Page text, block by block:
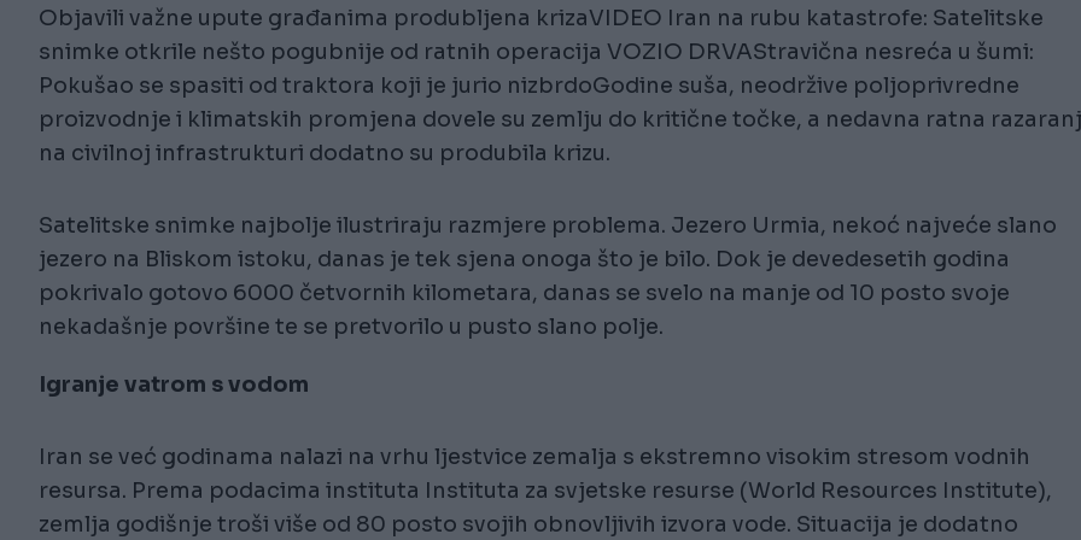
Objavili važne upute građanima produbljena krizaVIDEO Iran na rubu katastrofe: Satelitske
snimke otkrile nešto pogubnije od ratnih operacija VOZIO DRVAStravična nesreća u šumi:
Pokušao se spasiti od traktora koji je jurio nizbrdoGodine suša, neodržive poljoprivredne
proizvodnje i klimatskih promjena dovele su zemlju do kritične točke, a nedavna ratna
na civilnoj infrastrukturi dodatno su produbila krizu.
Satelitske snimke najbolje ilustriraju razmjere problema. Jezero Urmia, nekoć najveće slano
jezero na Bliskom istoku, danas je tek sjena onoga što je bilo. Dok je devedesetih godina
pokrivalo gotovo 6000 četvornih kilometara, danas se svelo na manje od 10 posto svoje
nekadašnje površine te se pretvorilo u pusto slano polje.
Igranje vatrom s vodom
Iran se već godinama nalazi na vrhu ljestvice zemalja s ekstremno visokim stresom vodnih
resursa. Prema podacima instituta Instituta za svjetske resurse (World Resources Institute),
zemlja godišnje troši više od 80 posto svojih obnovljivih izvora vode. Situacija je dodatno